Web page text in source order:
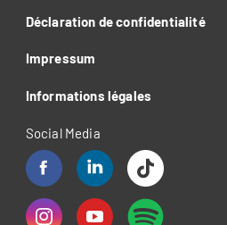
Déclaration de confidentialité
Impressum
Informations légales
Social Media